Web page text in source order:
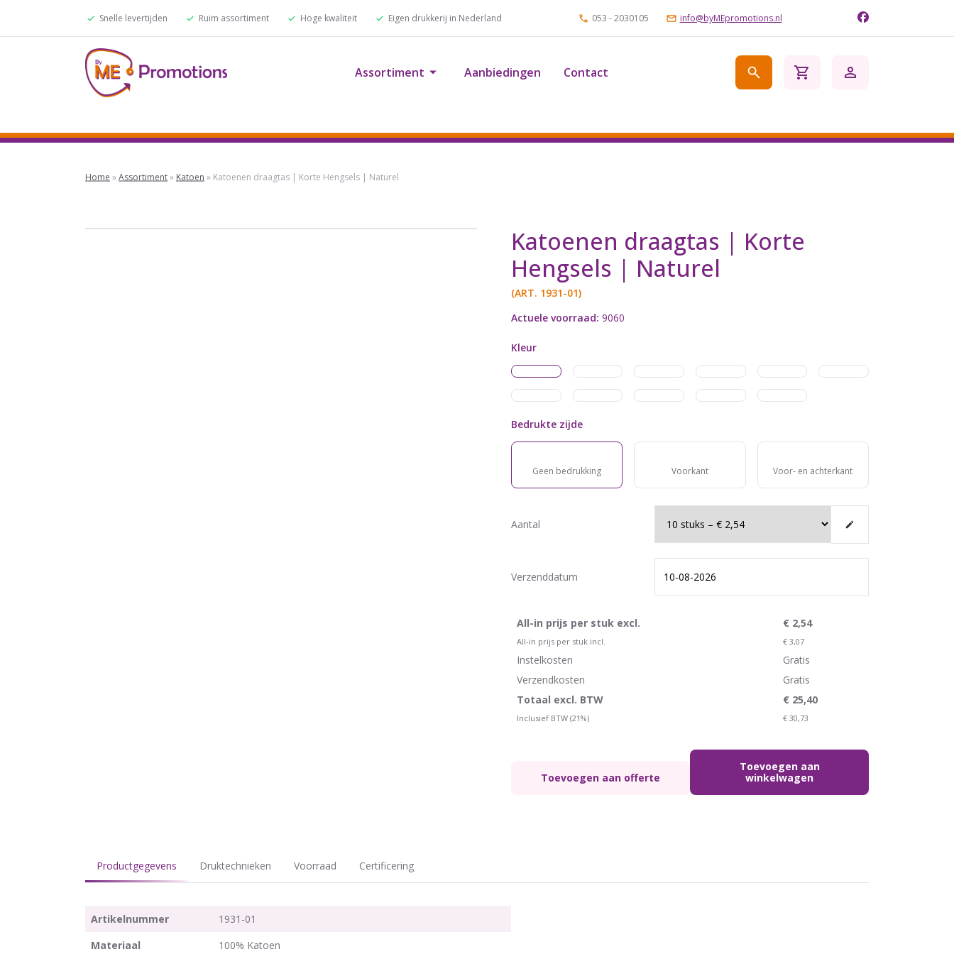
Snelle levertijden Ruim assortiment Hoge kwaliteit Eigen drukkerij in Nederland 053 - 2030105 info@byMEpromotions.nl
Assortiment Aanbiedingen Contact
Home »Assortiment» Katoen » Katoenen draagtas | Korte Hengsels | Naturel
Katoenen draagtas | Korte
Hengsels | Naturel
(ART. 1931-01)
Actuele voorraad: 9060
Kleur
Bedrukte zijde
Geen bedrukking Voorkant Voor- en achterkant
Aantal
Verzenddatum
All-in prijs per stuk excl. € 2,54
All-in prijs per stuk incl. € 3,07
Instelkosten
Gratis
Verzendkosten
Gratis
Totaal excl. BTW
€ 25,40
Inclusief BTW (21%) € 30,73
Toevoegen aan offerte
Toevoegen aan
winkelwagen
Productgegevens Druktechnieken Voorraad Certificering
Artikelnummer
1931-01
Materiaal
100% Katoen